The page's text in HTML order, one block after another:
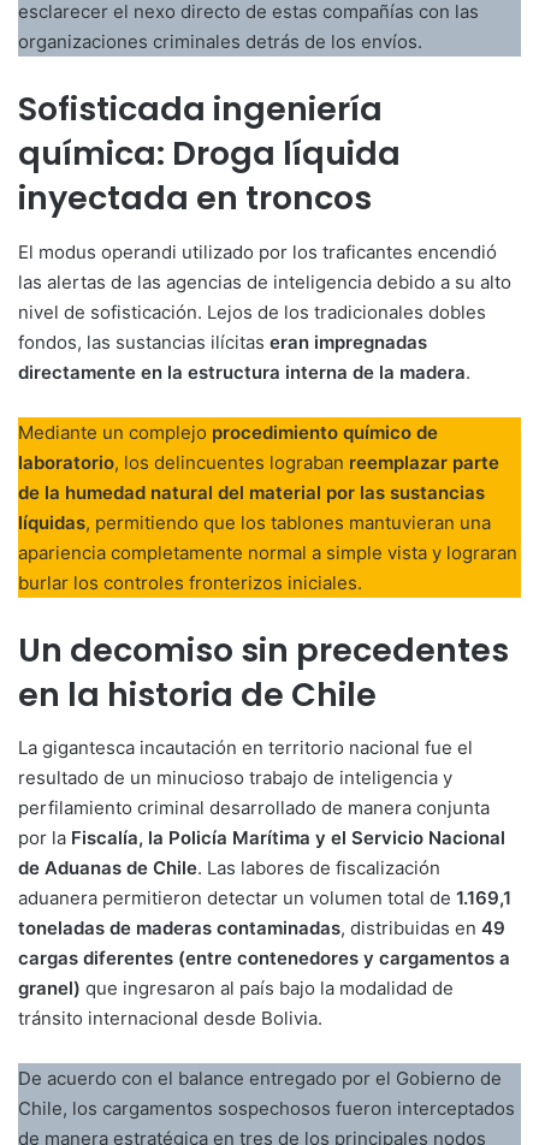
esclarecer el nexo directo de estas compañías con las
organizaciones criminales detrás de los envíos.
Sofisticada ingeniería
química: Droga líquida
inyectada en troncos
El modus operandi utilizado por los traficantes encendió
las alertas de las agencias de inteligencia debido a su alto
nivel de sofisticación. Lejos de los tradicionales dobles
fondos, las sustancias ilícitas eran impregnadas
directamente en la estructura interna de la madera.
Mediante un complejo procedimiento químico de
laboratorio, los delincuentes lograban reemplazar parte
de la humedad natural del material por las sustancias
líquidas, permitiendo que los tablones mantuvieran una
apariencia completamente normal a simple vista y lograran
burlar los controles fronterizos iniciales.
Un decomiso sin precedentes
en la historia de Chile
La gigantesca incautación en territorio nacional fue el
resultado de un minucioso trabajo de inteligencia y
perfilamiento criminal desarrollado de manera conjunta
por la Fiscalía, la Policía Marítima y el Servicio Nacional
de Aduanas de Chile. Las labores de fiscalización
aduanera permitieron detectar un volumen total de 1.169,1
toneladas de maderas contaminadas, distribuidas en 49
cargas diferentes (entre contenedores y cargamentos a
granel) que ingresaron al país bajo la modalidad de
tránsito internacional desde Bolivia.
De acuerdo con el balance entregado por el Gobierno de
Chile, los cargamentos sospechosos fueron interceptados
de manera estratégica en tres de los principales nodos